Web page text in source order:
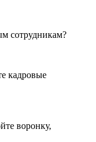
сотрудникам?
кадровые
воронку,